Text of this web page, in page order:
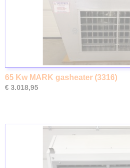
65 Kw MARK gasheater (3316)
€ 3.018,95